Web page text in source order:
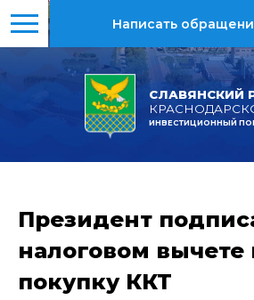
СЛАВЯНСКИЙ
ИНВЕСТИЦИОННЫЙ
Написать
Президент
налоговом вычете
покупку ККТ